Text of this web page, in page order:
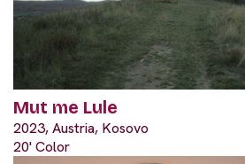
Mut me Lule
2023, Austria, Kosovo
20' Color